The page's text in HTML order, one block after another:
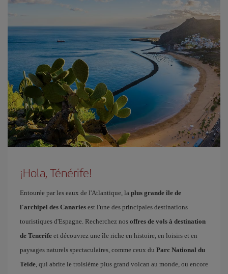
¡Hola, Ténérife!
Entourée par les eaux de l'Atlantique, la plus grande île de
l'archipel des Canaries est l'une des principales destinations
touristiques d'Espagne. Recherchez nos offres de vols à destination
de Tenerife et découvrez une île riche en histoire, en loisirs et en
paysages naturels spectaculaires, comme ceux du Parc National du
Teide, qui abrite le troisième plus grand volcan au monde, ou encore